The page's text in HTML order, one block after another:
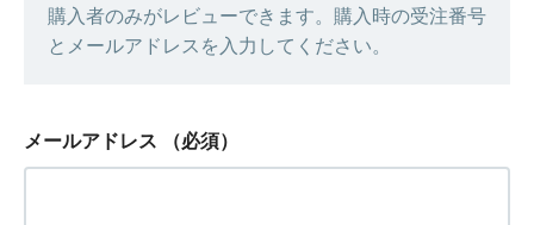
購入者のみがレビューできます。購入時の受注番号
とメールアドレスを入力してください。
メールアドレス （必須）